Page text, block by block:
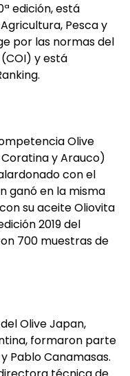
edición, está
Pesca y
por las normas del
y está
Olive
y Arauco)
con el
ganó en la misma
su aceite Oliovita
2019 del
700 muestras de
Olive Japan,
formaron parte
Pablo Canamasas.